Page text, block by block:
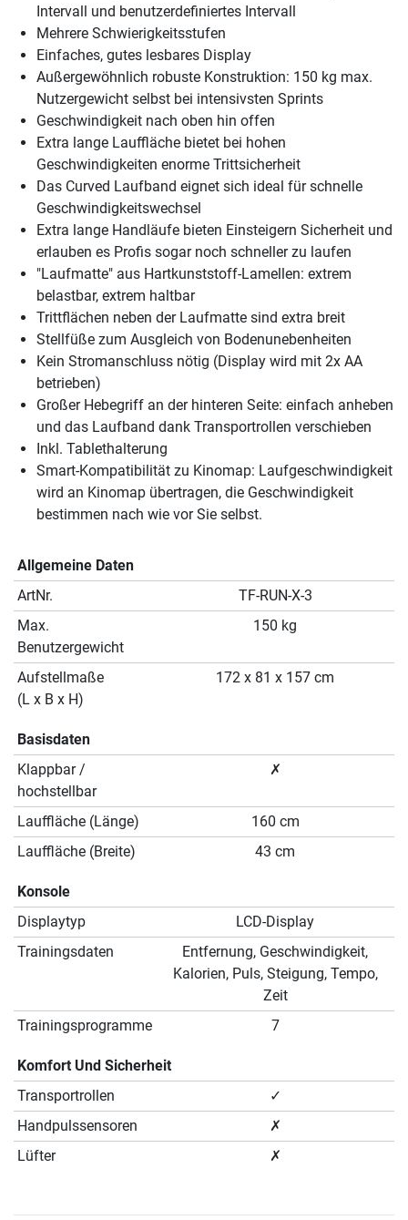
Intervall und benutzerdefiniertes Intervall
Mehrere Schwierigkeitsstufen
Einfaches, gutes lesbares Display
Außergewöhnlich robuste Konstruktion: 150 kg max.
Nutzergewicht selbst bei intensivsten Sprints
Geschwindigkeit nach oben hin offen
Extra lange Lauffläche bietet bei hohen
Geschwindigkeiten enorme Trittsicherheit
Das Curved Laufband eignet sich ideal für schnelle
Geschwindigkeitswechsel
Extra lange Handläufe bieten Einsteigern Sicherheit und
erlauben es Profis sogar noch schneller zu laufen
"Laufmatte" aus Hartkunststoff-Lamellen: extrem
belastbar, extrem haltbar
Trittflächen neben der Laufmatte sind extra breit
Stellfüße zum Ausgleich von Bodenunebenheiten
Kein Stromanschluss nötig (Display wird mit 2x AA
betrieben)
Großer Hebegriff an der hinteren Seite: einfach anheben
und das Laufband dank Transportrollen verschieben
Inkl. Tablethalterung
Smart-Kompatibilität zu Kinomap: Laufgeschwindigkeit
wird an Kinomap übertragen, die Geschwindigkeit
bestimmen nach wie vor Sie selbst.
Allgemeine Daten
ArtNr.
TF-RUN-X-3
Max.
Benutzergewicht
150 kg
Aufstellmaße
(L x B x H)
172 x 81 x 157 cm
Basisdaten
Klappbar /
hochstellbar
✗
Lauffläche (Länge)
160 cm
Lauffläche (Breite)
43 cm
Konsole
Displaytyp
LCD-Display
Trainingsdaten
Entfernung, Geschwindigkeit,
Kalorien, Puls, Steigung, Tempo,
Zeit
Trainingsprogramme
7
Komfort Und Sicherheit
Transportrollen
✓
Handpulssensoren
✗
Lüfter
✗